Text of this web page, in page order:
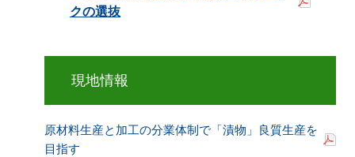
クの選抜
現地情報
原材料生産と加工の分業体制で「漬物」良質生産を
目指す